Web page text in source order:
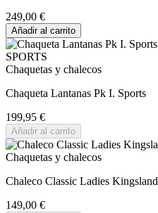
249,00 €
Añadir al carrito
Chaquetas y chalecos
Chaqueta Lantanas Pk I. Sports
199,95 €
Añadir al carrito
Chaquetas y chalecos
Chaleco Classic Ladies Kingsland
149,00 €